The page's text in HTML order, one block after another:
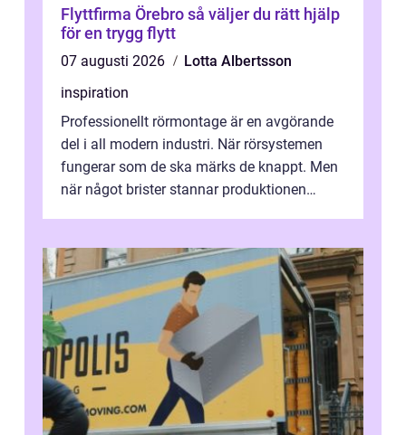
Flyttfirma Örebro så väljer du rätt hjälp
för en trygg flytt
07 augusti 2026
Lotta Albertsson
inspiration
Professionellt rörmontage är en avgörande
del i all modern industri. När rörsystemen
fungerar som de ska märks de knappt. Men
när något brister stannar produktionen